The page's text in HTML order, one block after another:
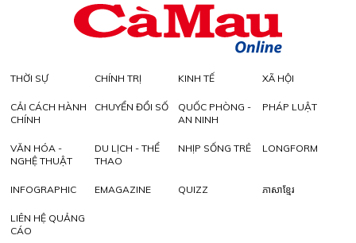
THỜI SỰ CHÍNH TRỊ KINH TẾ XÃ HỘI
CẢI CÁCH HÀNH
CHÍNH
CHUYỂN ĐỔI SỐ
QUỐC PHÒNG -
AN NINH
PHÁP LUẬT
VĂN HÓA -
NGHỆ THUẬT
DU LỊCH - THỂ
THAO
NHỊP SỐNG TRẺ LONGFORM
INFOGRAPHIC EMAGAZINE QUIZZ ភាសាខ្មែរ
LIÊN HỆ QUẢNG
CÁO